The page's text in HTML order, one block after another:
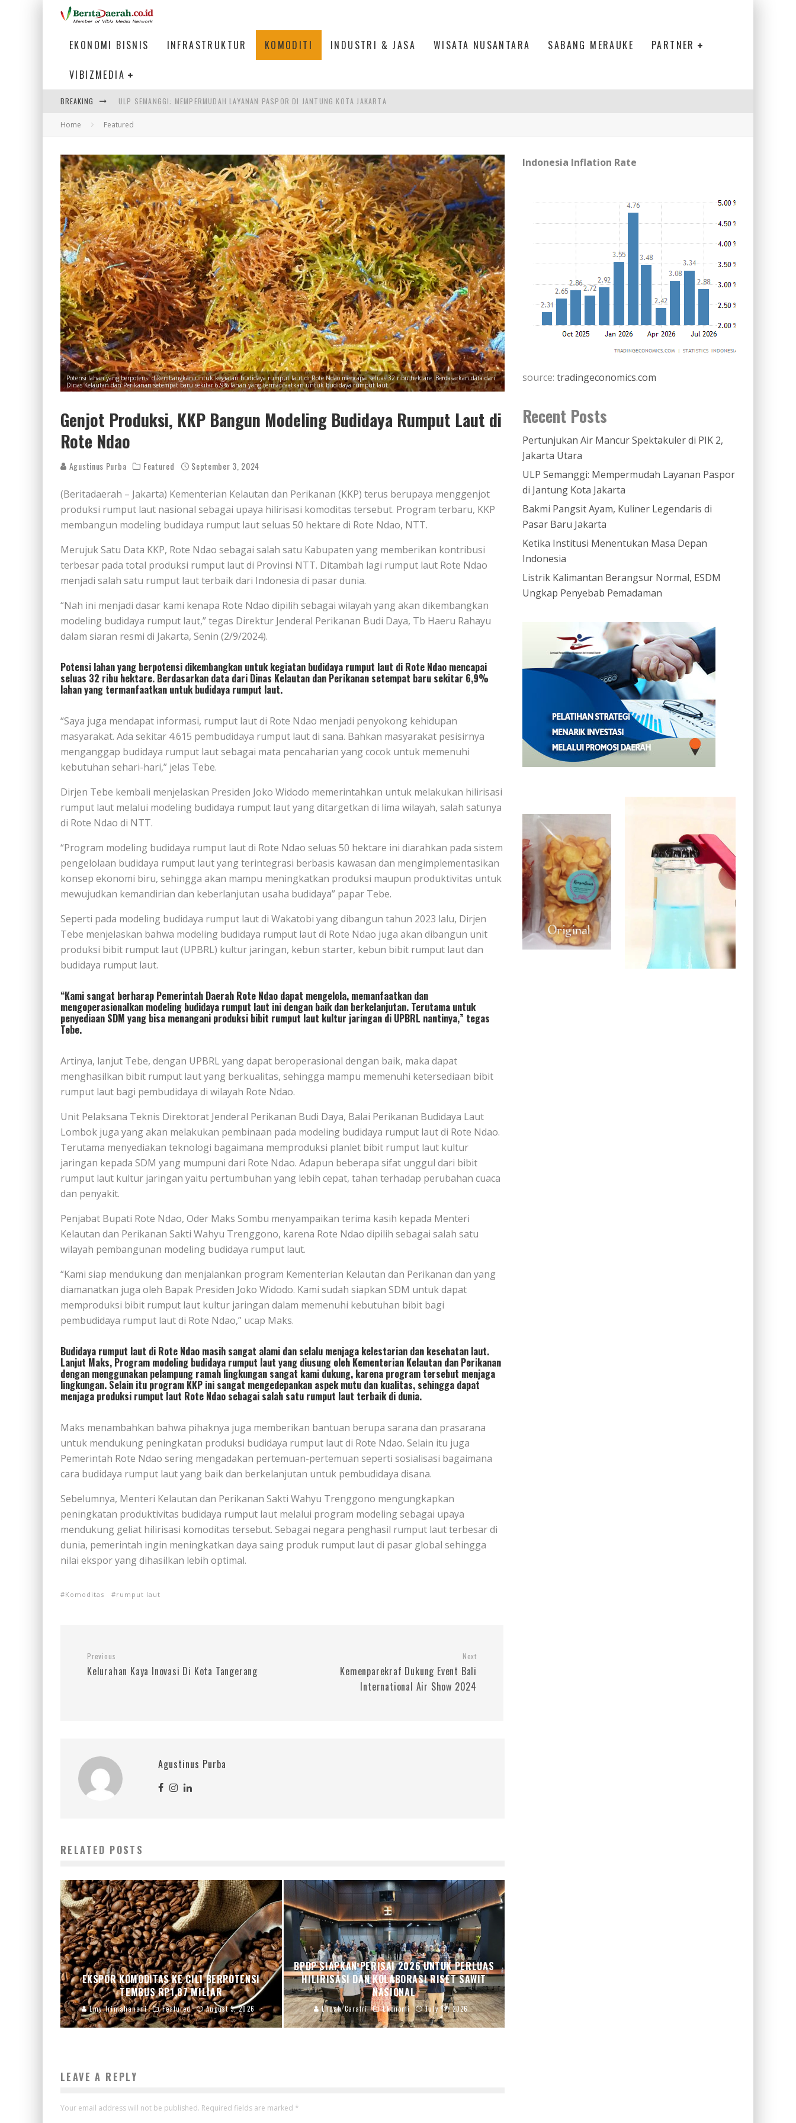
EKONOMI BISNIS INFRASTRUKTUR KOMODITI INDUSTRI & JASA WISATA NUSANTARA SABANG MERAUKE PARTNER
VIBIZMEDIA
BREAKING
ULP SEMANGGI: MEMPERMUDAH LAYANAN PASPOR DI JANTUNG KOTA JAKARTA
BAKMI PANGSIT AYAM, KULINER LEGENDARIS DI PASAR BARU JAKARTA
KETIKA INSTITUSI MENENTUKAN MASA DEPAN INDONESIA
Home Featured
Potensi lahan yang berpotensi dikembangkan untuk kegiatan budidaya rumput laut di Rote Ndao mencapai seluas 32 ribu hektare. Berdasarkan data dari
Dinas Kelautan dan Perikanan setempat baru sekitar 6,9% lahan yang termanfaatkan untuk budidaya rumput laut.
Genjot Produksi, KKP Bangun Modeling Budidaya Rumput Laut di
Rote Ndao
Agustinus Purba Featured September 3, 2024
(Beritadaerah – Jakarta) Kementerian Kelautan dan Perikanan (KKP) terus berupaya menggenjot
produksi rumput laut nasional sebagai upaya hilirisasi komoditas tersebut. Program terbaru, KKP
membangun modeling budidaya rumput laut seluas 50 hektare di Rote Ndao, NTT.
Merujuk Satu Data KKP, Rote Ndao sebagai salah satu Kabupaten yang memberikan kontribusi
terbesar pada total produksi rumput laut di Provinsi NTT. Ditambah lagi rumput laut Rote Ndao
menjadi salah satu rumput laut terbaik dari Indonesia di pasar dunia.
“Nah ini menjadi dasar kami kenapa Rote Ndao dipilih sebagai wilayah yang akan dikembangkan
modeling budidaya rumput laut,” tegas Direktur Jenderal Perikanan Budi Daya, Tb Haeru Rahayu
dalam siaran resmi di Jakarta, Senin (2/9/2024).
Potensi lahan yang berpotensi dikembangkan untuk kegiatan budidaya rumput laut di Rote Ndao mencapai
seluas 32 ribu hektare. Berdasarkan data dari Dinas Kelautan dan Perikanan setempat baru sekitar 6,9%
lahan yang termanfaatkan untuk budidaya rumput laut.
“Saya juga mendapat informasi, rumput laut di Rote Ndao menjadi penyokong kehidupan
masyarakat. Ada sekitar 4.615 pembudidaya rumput laut di sana. Bahkan masyarakat pesisirnya
menganggap budidaya rumput laut sebagai mata pencaharian yang cocok untuk memenuhi
kebutuhan sehari-hari,” jelas Tebe.
Dirjen Tebe kembali menjelaskan Presiden Joko Widodo memerintahkan untuk melakukan hilirisasi
rumput laut melalui modeling budidaya rumput laut yang ditargetkan di lima wilayah, salah satunya
di Rote Ndao di NTT.
“Program modeling budidaya rumput laut di Rote Ndao seluas 50 hektare ini diarahkan pada sistem
pengelolaan budidaya rumput laut yang terintegrasi berbasis kawasan dan mengimplementasikan
konsep ekonomi biru, sehingga akan mampu meningkatkan produksi maupun produktivitas untuk
mewujudkan kemandirian dan keberlanjutan usaha budidaya” papar Tebe.
Seperti pada modeling budidaya rumput laut di Wakatobi yang dibangun tahun 2023 lalu, Dirjen
Tebe menjelaskan bahwa modeling budidaya rumput laut di Rote Ndao juga akan dibangun unit
produksi bibit rumput laut (UPBRL) kultur jaringan, kebun starter, kebun bibit rumput laut dan
budidaya rumput laut.
“Kami sangat berharap Pemerintah Daerah Rote Ndao dapat mengelola, memanfaatkan dan
mengoperasionalkan modeling budidaya rumput laut ini dengan baik dan berkelanjutan. Terutama untuk
penyediaan SDM yang bisa menangani produksi bibit rumput laut kultur jaringan di UPBRL nantinya,” tegas
Tebe.
Artinya, lanjut Tebe, dengan UPBRL yang dapat beroperasional dengan baik, maka dapat
menghasilkan bibit rumput laut yang berkualitas, sehingga mampu memenuhi ketersediaan bibit
rumput laut bagi pembudidaya di wilayah Rote Ndao.
Unit Pelaksana Teknis Direktorat Jenderal Perikanan Budi Daya, Balai Perikanan Budidaya Laut
Lombok juga yang akan melakukan pembinaan pada modeling budidaya rumput laut di Rote Ndao.
Terutama menyediakan teknologi bagaimana memproduksi planlet bibit rumput laut kultur
jaringan kepada SDM yang mumpuni dari Rote Ndao. Adapun beberapa sifat unggul dari bibit
rumput laut kultur jaringan yaitu pertumbuhan yang lebih cepat, tahan terhadap perubahan cuaca
dan penyakit.
Penjabat Bupati Rote Ndao, Oder Maks Sombu menyampaikan terima kasih kepada Menteri
Kelautan dan Perikanan Sakti Wahyu Trenggono, karena Rote Ndao dipilih sebagai salah satu
wilayah pembangunan modeling budidaya rumput laut.
“Kami siap mendukung dan menjalankan program Kementerian Kelautan dan Perikanan dan yang
diamanatkan juga oleh Bapak Presiden Joko Widodo. Kami sudah siapkan SDM untuk dapat
memproduksi bibit rumput laut kultur jaringan dalam memenuhi kebutuhan bibit bagi
pembudidaya rumput laut di Rote Ndao,” ucap Maks.
Budidaya rumput laut di Rote Ndao masih sangat alami dan selalu menjaga kelestarian dan kesehatan laut.
Lanjut Maks, Program modeling budidaya rumput laut yang diusung oleh Kementerian Kelautan dan Perikanan
dengan menggunakan pelampung ramah lingkungan sangat kami dukung, karena program tersebut menjaga
lingkungan. Selain itu program KKP ini sangat mengedepankan aspek mutu dan kualitas, sehingga dapat
menjaga produksi rumput laut Rote Ndao sebagai salah satu rumput laut terbaik di dunia.
Maks menambahkan bahwa pihaknya juga memberikan bantuan berupa sarana dan prasarana
untuk mendukung peningkatan produksi budidaya rumput laut di Rote Ndao. Selain itu juga
Pemerintah Rote Ndao sering mengadakan pertemuan-pertemuan seperti sosialisasi bagaimana
cara budidaya rumput laut yang baik dan berkelanjutan untuk pembudidaya disana.
Sebelumnya, Menteri Kelautan dan Perikanan Sakti Wahyu Trenggono mengungkapkan
peningkatan produktivitas budidaya rumput laut melalui program modeling sebagai upaya
mendukung geliat hilirisasi komoditas tersebut. Sebagai negara penghasil rumput laut terbesar di
dunia, pemerintah ingin meningkatkan daya saing produk rumput laut di pasar global sehingga
nilai ekspor yang dihasilkan lebih optimal.
Komoditas rumput laut
Previous
Kelurahan Kaya Inovasi Di Kota Tangerang
Next
Kemenparekraf Dukung Event Bali
International Air Show 2024
Agustinus Purba
RELATED POSTS
EKSPOR KOMODITAS KE CILI BERPOTENSI
TEMBUS RP1,87 MILIAR
Emy Trimahanani Featured August 3, 2026
BPDP SIAPKAN PERISAI 2026 UNTUK PERLUAS
HILIRISASI DAN KOLABORASI RISET SAWIT
NASIONAL
Endah Caratri Ekonomi July 17, 2026
LEAVE A REPLY
Your email address will not be published. Required fields are marked *
Indonesia Inflation Rate
source: tradingeconomics.com
Recent Posts
Pertunjukan Air Mancur Spektakuler di PIK 2,
Jakarta Utara
ULP Semanggi: Mempermudah Layanan Paspor
di Jantung Kota Jakarta
Bakmi Pangsit Ayam, Kuliner Legendaris di
Pasar Baru Jakarta
Ketika Institusi Menentukan Masa Depan
Indonesia
Listrik Kalimantan Berangsur Normal, ESDM
Ungkap Penyebab Pemadaman